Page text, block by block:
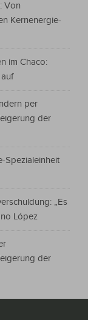
Von
Kernenergie-
im Chaco:
per
der
Spezialeinheit
„Es
López
der